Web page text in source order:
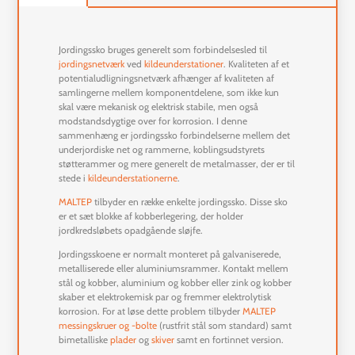
Jordingssko bruges generelt som forbindelsesled til
jordingsnetværk vedkildeunderstationer. Kvaliteten af et
potentialudligningsnetværk afhænger af kvaliteten af
samlingerne mellem komponentdelene, som ikke kun
skal være mekanisk og elektrisk stabile, men også
modstandsdygtige over for korrosion. I denne
sammenhæng er jordingssko forbindelserne mellem det
underjordiske net og rammerne, koblingsudstyrets
støtterammer og mere generelt de metalmasser, der er til
stede ikildeunderstationerne.
MALTEP tilbyder en række enkelte jordingssko. Disse sko
er et sæt blokke af kobberlegering, der holder
jordkredsløbets opadgående sløjfe.
Jordingsskoene er normalt monteret på galvaniserede,
metalliserede eller aluminiumsrammer. Kontakt mellem
stål og kobber, aluminium og kobber eller zink og kobber
skaber et elektrokemisk par og fremmer elektrolytisk
korrosion. For at løse dette problem tilbyderMALTEP
messingskruer og -bolte (rustfrit stål som standard) samt
bimetalliskeplader ogskiver samt en fortinnet version.